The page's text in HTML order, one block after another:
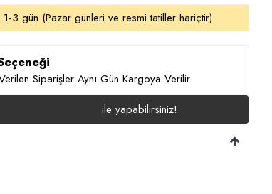
1-3 gün (Pazar günleri ve resmi tatiller hariçtir)
Siparişler Aynı Gün Kargoya Verilir
ile yapabilirsiniz!